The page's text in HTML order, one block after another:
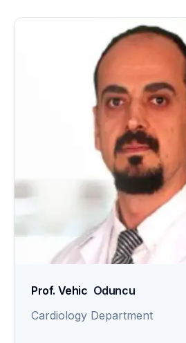
Prof. Vehic Oduncu
Cardiology Department